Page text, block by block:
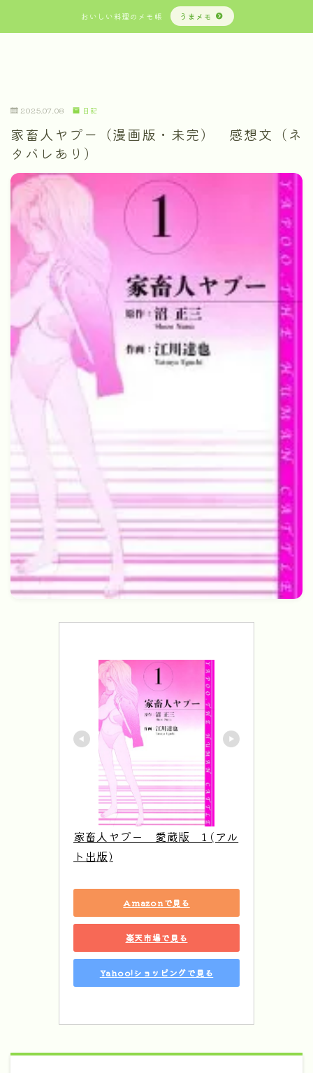
おいしい料理のメモ帳 うまメモ
2025.07.08 日記
家畜人ヤプー（漫画版・未完） 感想文（ネ
タバレあり）
家畜人ヤプー　愛蔵版　1 (アル
ト出版)
Amazonで見る
楽天市場で見る
Yahoo!ショッピングで見る